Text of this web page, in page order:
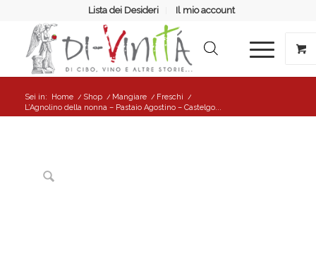
Lista dei Desideri Il mio account
Sei in: Home / Shop / Mangiare / Freschi /
L’Agnolino della nonna – Pastaio Agostino – Castelgo...